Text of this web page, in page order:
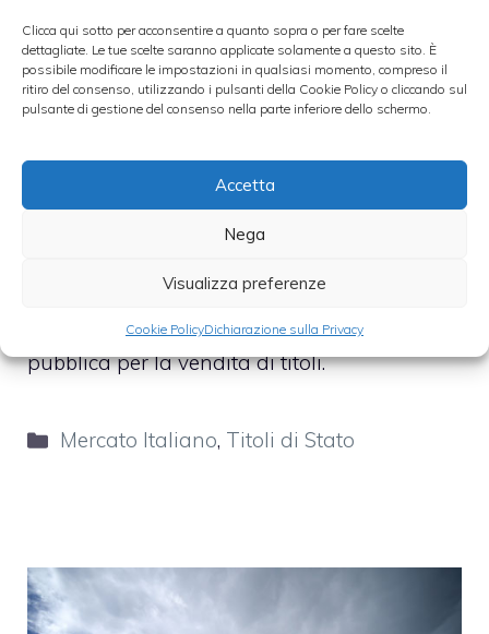
Clicca qui sotto per acconsentire a quanto sopra o per fare scelte
dettagliate. Le tue scelte saranno applicate solamente a questo sito. È
possibile modificare le impostazioni in qualsiasi momento, compreso il
ritiro del consenso, utilizzando i pulsanti della Cookie Policy o cliccando sul
pulsante di gestione del consenso nella parte inferiore dello schermo.
Accetta
Nega
Visualizza preferenze
Cookie PolicyDichiarazione sulla Privacy
valore di 7 miliardi di euro in
italiani con un anno di
mercati e la volatilità dei tassi hanno fatto
da padrone in questa ultima audizione
pubblica per la vendita di titoli.
Categorie
Mercato Italiano, Titoli di Stato